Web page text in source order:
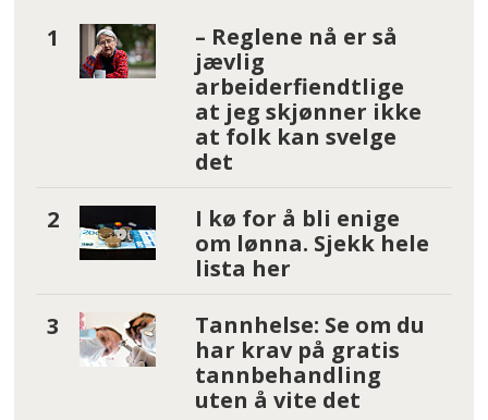
– Reglene nå er så
jævlig
arbeiderfiendtlige
at jeg skjønner ikke
at folk kan svelge
det
I kø for å bli enige
om lønna. Sjekk hele
lista her
Tannhelse: Se om du
har krav på gratis
tannbehandling
uten å vite det